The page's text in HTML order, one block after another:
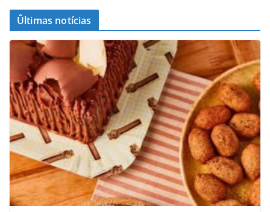
Ûltimas notícias